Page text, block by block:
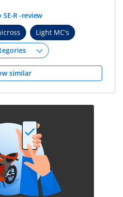
SE-R -review
Light MC's
similar